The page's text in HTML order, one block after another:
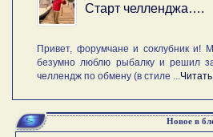
Старт челленджа….
Привет, форумчане и соклубник
безумно люблю рыбалку и решил
челлендж по обмену (в стиле ...
Новое в